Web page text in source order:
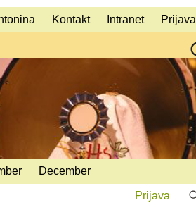
Kontakt Intranet Prijava
December
Prijava